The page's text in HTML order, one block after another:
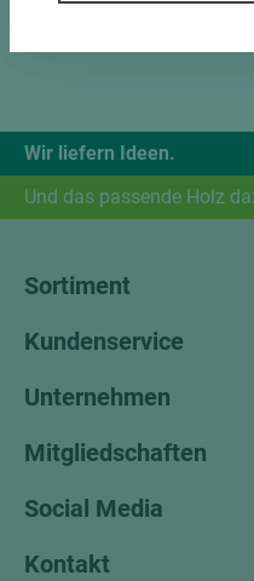
Wir liefern Ideen.
Und das passende Holz
Sortiment
Kundenservice
Unternehmen
Mitgliedschaften
Social Media
Kontakt